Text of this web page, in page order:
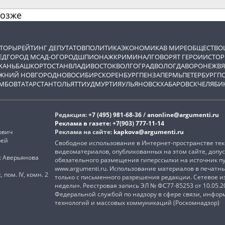
РЕЙТИНГ ДЕПУТАТОВПОЛИТИКАЭКОНОМИКАВ МИРЕОБЩЕСТВО
ГОРОД МСАД-ОГОРОДШПИОНАЖКРИМИНАЛГОВОРЯТ ГЕРОИ
БАШКОРТОСТАНВЛАДИВОСТОКВОЛГОГРАДВОЛОГДАВОРОНЕЖ
НОВГОРОДНОВОСИБИРСКОРЕНБУРГПЕНЗАПЕРМЬПЕТЕРБУРГ
ТАТАРСТАНТОЛЬЯТТИУДМУРТИЯУЛЬЯНОВСКХАБАРОВСК
Аверьянова
пом. IV, комн. 2
Редакция:+7 (495) 981-68-36/anonline@argumenti.ru
Реклама в газете:+7(903) 777-11-14
Реклама на сайте: kapkova@argumenti.ru
Свободное использование в Интернет-пространстве
видеоматериалов, опубликованных на этом сайте,
обязательного размещения гиперссылки на источник
www.argumenti.ru. Использование материалов в
только с письменного разрешения редакции. Сетевое
недели». Реестровая запись ЭЛ № ФС77-85253 от
Федеральной службой по надзору в сфере связи,
технологий и массовых коммуникаций (Роскомнадзор)